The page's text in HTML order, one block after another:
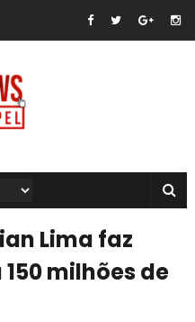
Lima faz
milhões de